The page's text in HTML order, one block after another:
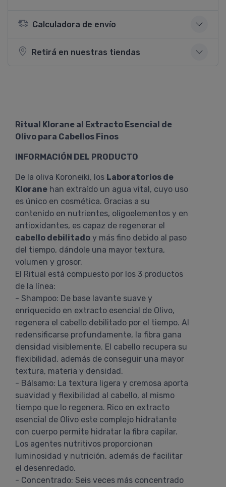
Calculadora de envío
Retirá en nuestras tiendas
Ritual Klorane al Extracto Esencial de
Olivo para Cabellos Finos
INFORMACIÓN DEL PRODUCTO
De la oliva Koroneiki, los Laboratorios de
Klorane han extraído un agua vital, cuyo uso
es único en cosmética. Gracias a su
contenido en nutrientes, oligoelementos y en
antioxidantes, es capaz de regenerar el
cabello debilitado y más fino debido al paso
del tiempo, dándole una mayor textura,
volumen y grosor.
El Ritual está compuesto por los 3 productos
de la línea:
- Shampoo: De base lavante suave y
enriquecido en extracto esencial de Olivo,
regenera el cabello debilitado por el tiempo. Al
redensificarse profundamente, la fibra gana
densidad visiblemente. El cabello recupera su
flexibilidad, además de conseguir una mayor
textura, materia y densidad.
- Bálsamo: La textura ligera y cremosa aporta
suavidad y flexibilidad al cabello, al mismo
tiempo que lo regenera. Rico en extracto
esencial de Olivo este complejo hidratante
con cuerpo permite hidratar la fibra capilar.
Los agentes nutritivos proporcionan
luminosidad y nutrición, además de facilitar
el desenredado.
- Concentrado: Seis veces más concentrado